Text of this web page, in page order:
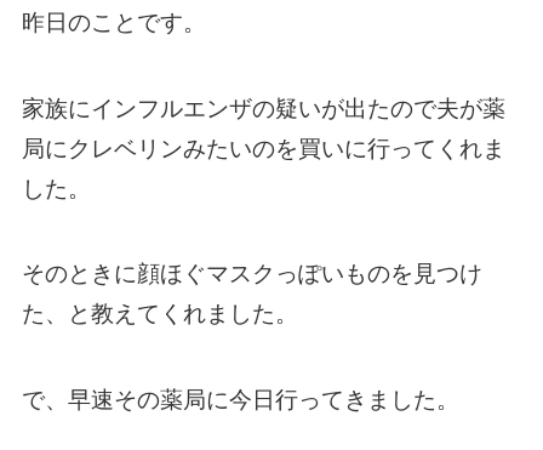
昨日のことです。
家族にインフルエンザの疑いが出たので夫が薬
局にクレベリンみたいのを買いに行ってくれま
した。
そのときに顔ほぐマスクっぽいものを見つけ
た、と教えてくれました。
で、早速その薬局に今日行ってきました。